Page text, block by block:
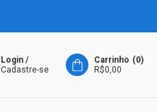
Login /
Cadastre-se
Carrinho (0)
R$0,00